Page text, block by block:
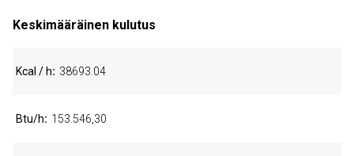
Keskimääräinen kulutus
Kcal / h 38693.04
Btu/h 153.546,30